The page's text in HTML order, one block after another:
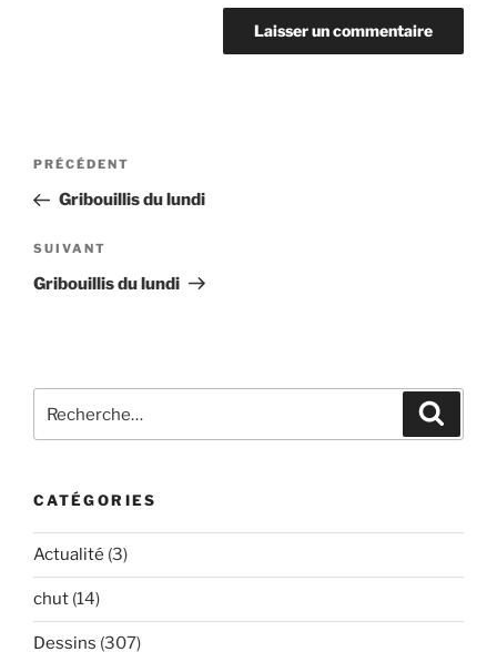
Navigation
l’article
Article
précédent
PRÉCÉDENT
Gribouillis du lundi
Article
suivant
SUIVANT
Gribouillis du lundi
pour
CATÉGORIES
Actualité (3)
chut (14)
Dessins (307)